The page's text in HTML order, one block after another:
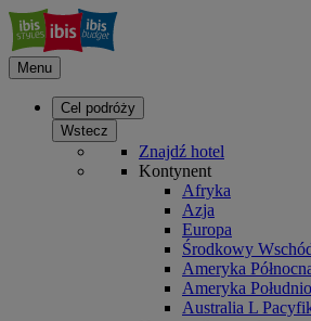
Menu
Cel podróży
Wstecz
Znajdź hotel
Kontynent
Afryka
Azja
Europa
Środkowy
Ameryka
Ameryka
Australia L